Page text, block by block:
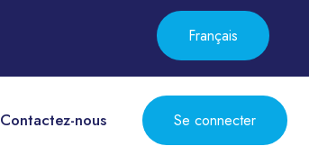
Français
Contactez-nous Se connecter